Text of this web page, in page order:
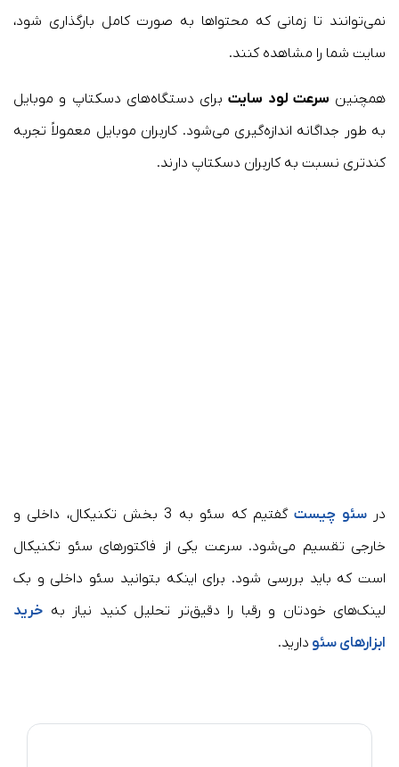
نمی‌توانند تا زمانی که محتواها به صورت کامل بارگذاری شود،
سایت شما را مشاهده کنند.
همچنین سرعت لود سایتبرای دستگاه‌های دسکتاپ و موبایل
به طور جداگانه اندازه‌گیری می‌شود. کاربران موبایل معمولاً تجربه
کندتری نسبت به کاربران دسکتاپ دارند.
درسئو چیست
گفتیم که سئو به 3 بخش تکنیکال، داخلی و
خارجی تقسیم می‌شود. سرعت یکی از فاکتورهای سئو تکنیکال
است که باید بررسی شود. برای اینکه بتوانید سئو داخلی و بک
لینک‌های خودتان و رقبا را دقیق‌تر تحلیل کنید نیاز به خرید
ابزارهای سئو دارید.